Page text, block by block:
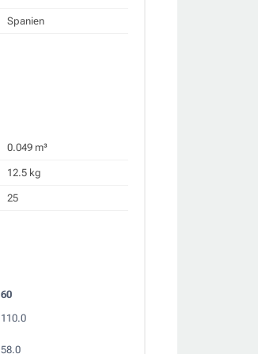
Spanien
0.049 m³
12.5 kg
25
60
110.0
58.0